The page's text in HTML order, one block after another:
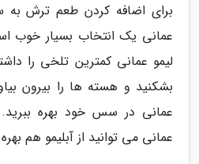
برای اضافه کردن طعم ترش به
عمانی یک انتخاب بسیار خوب
لیمو عمانی کمترین تلخی را
بشکنید و هسته ها را بیرون
عمانی در سس خود بهره ببرید.
عمانی می توانید از آبلیمو هم